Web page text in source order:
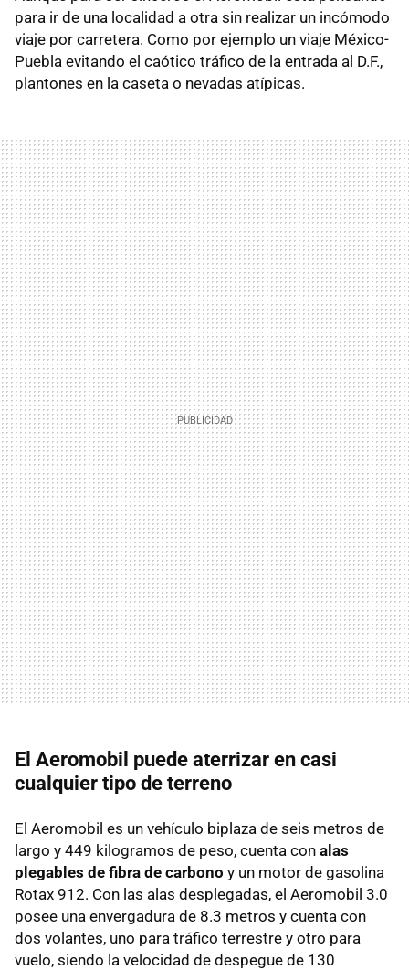
para ir de una localidad a otra sin realizar un incómodo
viaje por carretera. Como por ejemplo un viaje México-
Puebla evitando el caótico tráfico de la entrada al D.F.,
plantones en la caseta o nevadas atípicas.
El Aeromobil puede aterrizar en casi
cualquier tipo de terreno
El Aeromobil es un vehículo biplaza de seis metros de
largo y 449 kilogramos de peso, cuenta con alas
plegables de fibra de carbono y un motor de gasolina
Rotax 912. Con las alas desplegadas, el Aeromobil 3.0
posee una envergadura de 8.3 metros y cuenta con
dos volantes, uno para tráfico terrestre y otro para
vuelo, siendo la velocidad de despegue de 130